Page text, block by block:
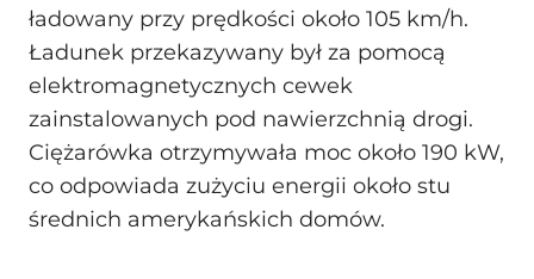
ładowany przy prędkości około 105 km/h.
Ładunek przekazywany był za pomocą
elektromagnetycznych cewek
zainstalowanych pod nawierzchnią drogi.
Ciężarówka otrzymywała moc około 190 kW,
co odpowiada zużyciu energii około stu
średnich amerykańskich domów.